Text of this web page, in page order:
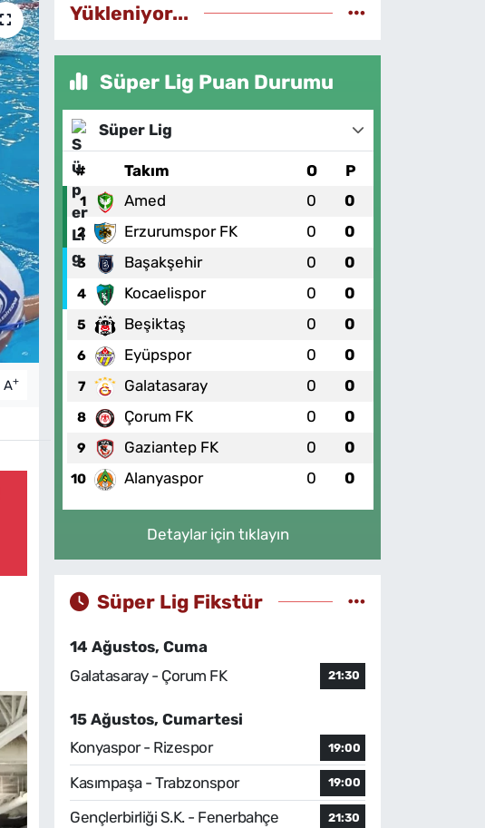
A+
Yükleniyor...
Süper Lig Puan Durumu
Süper Lig
# Takım O P
1 Amed 0 0
2 Erzurumspor FK 0 0
3 Başakşehir 0 0
4 Kocaelispor 0 0
5 Beşiktaş 0 0
6 Eyüpspor 0 0
7 Galatasaray 0 0
8 Çorum FK 0 0
9 Gaziantep FK 0 0
10 Alanyaspor 0 0
Detaylar için tıklayın
Süper Lig Fikstür
14 Ağustos, Cuma
Galatasaray - Çorum FK
21:30
15 Ağustos, Cumartesi
Konyaspor - Rizespor
19:00
Kasımpaşa - Trabzonspor 19:00
Gençlerbirliği S.K. - Fenerbahçe 21:30